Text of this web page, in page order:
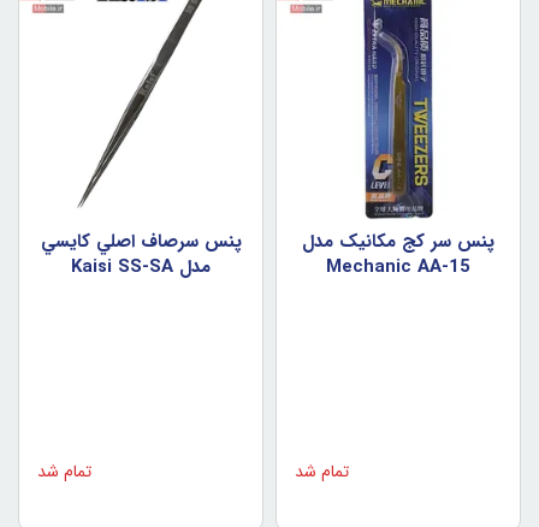
پنس سر کج مکانيک مدل
Mechanic AA-15
تمام شد
پنس سرصاف اصلي کايسي
مدل Kaisi SS-SA
تمام شد